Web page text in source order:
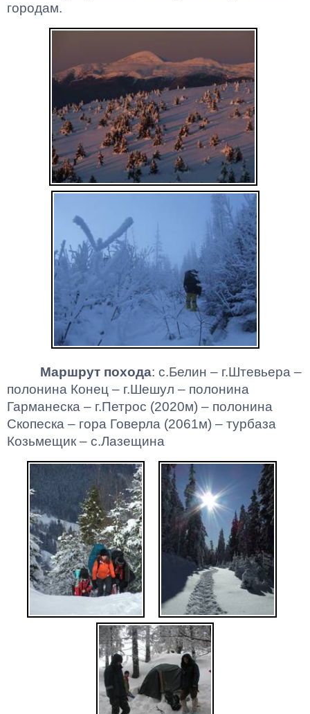
городам.
Маршрут похода: с.Белин – г.Штевьера –
полонина Конец – г.Шешул – полонина
Гарманеска – г.Петрос (2020м) – полонина
Скопеска – гора Говерла (2061м) – турбаза
Козьмещик– с.Лазещина